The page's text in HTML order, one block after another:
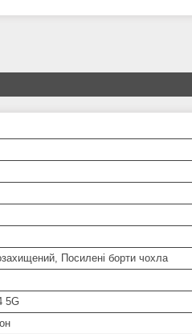
Посилені борти чохла
5G